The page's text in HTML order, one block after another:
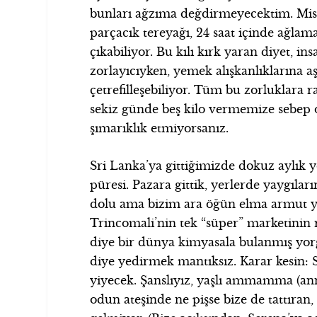
bunları ağzıma değdirmeyecektim.
parçacık tereyağı, 24 saat içinde
çıkabiliyor. Bu kılı kırk yaran diyet,
zorlayıcıyken, yemek
çetrefilleşebiliyor. Tüm bu zorluklara
sekiz günde beş kilo vermemize
şımarıklık etmiyorsanız.
Sri Lanka’ya gittiğimizde dokuz
püresi. Pazara gittik, yerlerde
dolu ama bizim ara öğün elma armut
Trincomali’nin tek “süper” marketinin
diye bir dünya kimyasala bulanmış
diye yedirmek mantıksız. Karar
yiyecek. Şanslıyız, yaşlı ammamma
odun ateşinde ne pişse bize de